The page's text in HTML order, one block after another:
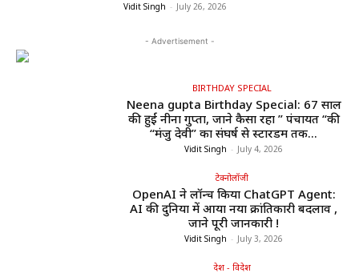
Vidit Singh - July 26, 2026
- Advertisement -
BIRTHDAY SPECIAL
Neena gupta Birthday Special: 67 साल
की हुईं नीना गुप्ता, जाने कैसा रहा ” पंचायत “की
“मंजु देवी” का संघर्ष से स्टारडम तक...
Vidit Singh - July 4, 2026
टेक्नोलॉजी
OpenAI ने लॉन्च किया ChatGPT Agent:
AI की दुनिया में आया नया क्रांतिकारी बदलाव ,
जाने पूरी जानकारी !
Vidit Singh - July 3, 2026
देश - विदेश